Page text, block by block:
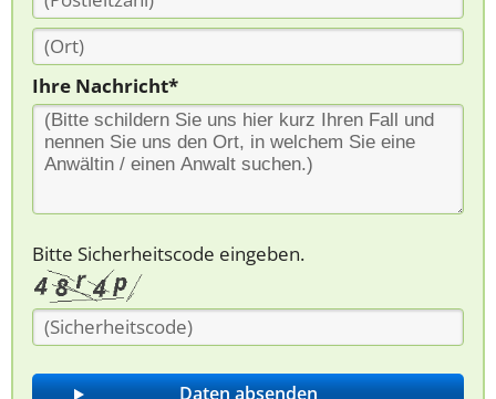
Ihre Nachricht*
Bitte Sicherheitscode eingeben.